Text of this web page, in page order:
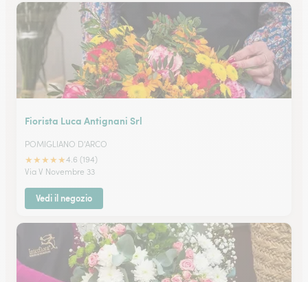
Fiorista Luca Antignani Srl
POMIGLIANO D'ARCO
★★★★★4.6 (194)
Via V Novembre 33
Vedi il negozio